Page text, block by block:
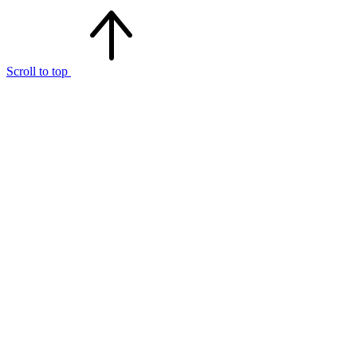
Scroll to top